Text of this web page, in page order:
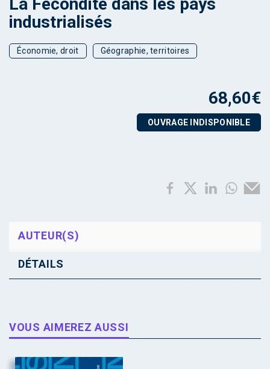
industrialisés
Économie, droit Géographie, territoires
68,60€
OUVRAGE INDISPONIBLE
AUTEUR(S)
DÉTAILS
VOUS AIMEREZ AUSSI